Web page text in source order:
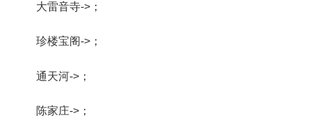
大雷音寺->；
珍楼宝阁->；
通天河->；
陈家庄->；